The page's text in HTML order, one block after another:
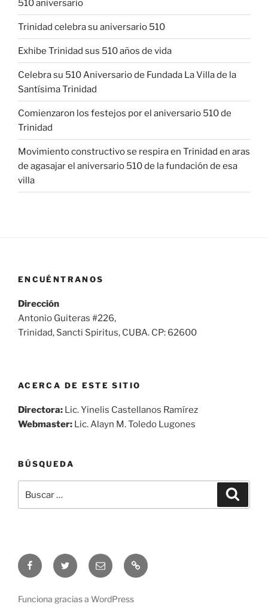
510 aniversario
Trinidad celebra su aniversario 510
Exhibe Trinidad sus 510 años de vida
Celebra su 510 Aniversario de Fundada La Villa de la
Santísima Trinidad
Comienzaron los festejos por el aniversario 510 de
Trinidad
Movimiento constructivo se respira en Trinidad en aras
de agasajar el aniversario 510 de la fundación de esa
villa
ENCUÉNTRANOS
Dirección
Antonio Guiteras #226,
Trinidad, Sancti Spiritus, CUBA. CP: 62600
ACERCA DE ESTE SITIO
Directora: Lic. Yinelis Castellanos Ramírez
Webmaster: Lic. Alayn M. Toledo Lugones
BÚSQUEDA
por:
Síguenos
en
Síguenos
en
Correo
electrónico
Audio
en
Funciona gracias a WordPress